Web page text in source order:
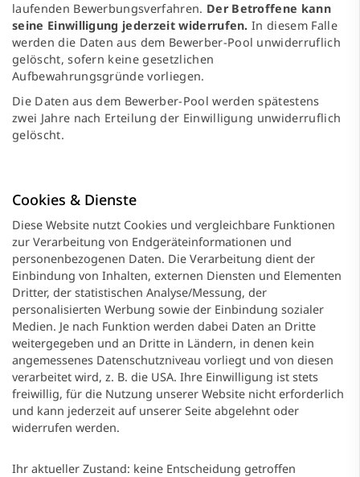
laufenden Bewerbungsverfahren. Der Betroffene kann
seine Einwilligung jederzeit widerrufen. In diesem Falle
werden die Daten aus dem Bewerber-Pool unwiderruflich
gelöscht, sofern keine gesetzlichen
Aufbewahrungsgründe vorliegen.
Die Daten aus dem Bewerber-Pool werden spätestens
zwei Jahre nach Erteilung der Einwilligung unwiderruflich
gelöscht.
Cookies & Dienste
Diese Website nutzt Cookies und vergleichbare Funktionen
zur Verarbeitung von Endgeräteinformationen und
personenbezogenen Daten. Die Verarbeitung dient der
Einbindung von Inhalten, externen Diensten und Elementen
Dritter, der statistischen Analyse/Messung, der
personalisierten Werbung sowie der Einbindung sozialer
Medien. Je nach Funktion werden dabei Daten an Dritte
weitergegeben und an Dritte in Ländern, in denen kein
angemessenes Datenschutzniveau vorliegt und von diesen
verarbeitet wird, z. B. die USA. Ihre Einwilligung ist stets
freiwillig, für die Nutzung unserer Website nicht erforderlich
und kann jederzeit auf unserer Seite abgelehnt oder
widerrufen werden.
Ihr aktueller Zustand: keine Entscheidung getroffen